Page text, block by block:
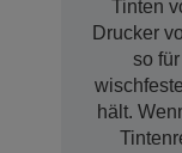
Tinten
Drucker
so
hält.